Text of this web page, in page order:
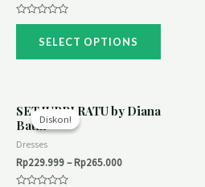
Rated
5
SELECT OPTIONS
Diskon!
Diskon!
SET JUPRI RATU by Diana
Batik
Dresses
Rp229.999–Rp265.000